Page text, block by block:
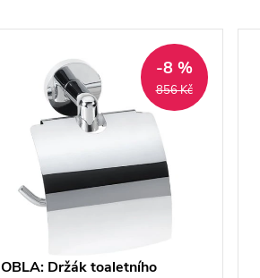
856 Kč
-8 %
OBLA: Držák toaletního